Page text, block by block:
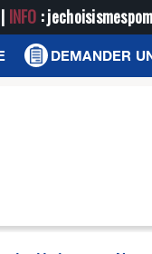
INFO :
DEMANDER